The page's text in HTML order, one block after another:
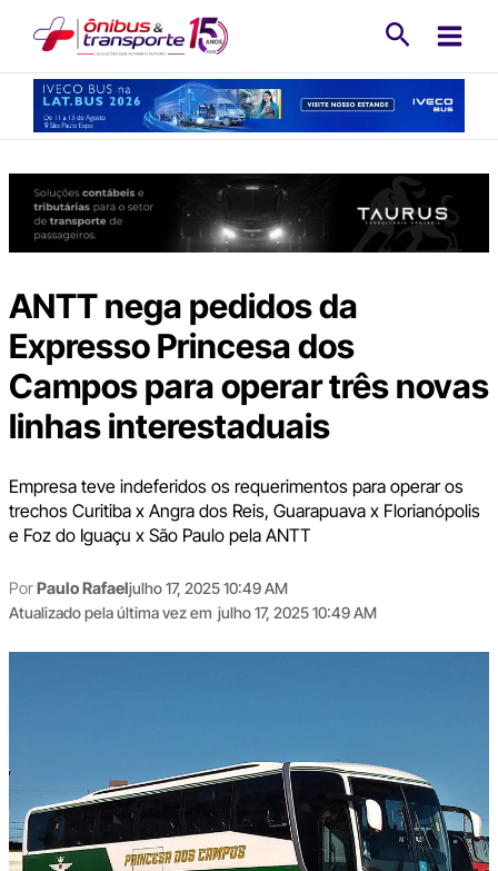
conteúdo
ANTT nega pedidos da
Expresso Princesa dos
Campos para operar três novas
linhas interestaduais
Empresa teve indeferidos os requerimentos para operar os
trechos Curitiba x Angra dos Reis, Guarapuava x Florianópolis
e Foz do Iguaçu x São Paulo pela ANTT
PorPaulo Rafaeljulho 17, 2025 10:49 AM
Atualizado pela última vez em julho 17, 2025 10:49 AM